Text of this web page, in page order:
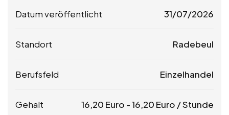
Datum veröffentlicht 31/07/2026
Standort Radebeul
Berufsfeld Einzelhandel
Gehalt 16,20 Euro -16,20 Euro / Stunde